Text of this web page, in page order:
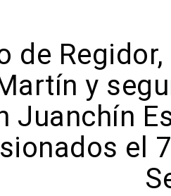
de
y
Juanchín
el